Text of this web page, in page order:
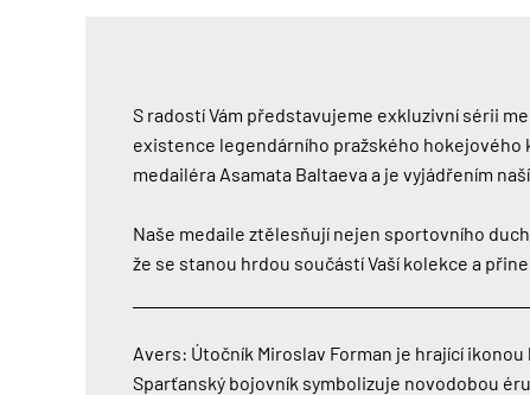
S radostí Vám představujeme exkluzivní sérii
existence legendárního pražského hokejového
medailéra Asamata Baltaeva a je vyjádřením
Naše medaile ztělesňují nejen sportovního
že se stanou hrdou součástí Vaší kolekce a
Avers: Útočník Miroslav Forman je hrající
Sparťanský bojovník symbolizuje novodobou